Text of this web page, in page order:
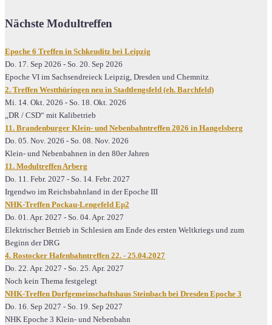
Nächste Modultreffen
Epoche 6 Treffen in Schkeuditz bei Leipzig
Do. 17. Sep 2026 - So. 20. Sep 2026
Epoche VI im Sachsendreieck Leipzig, Dresden und Chemnitz
2. Treffen Westthüringen neu in Stadtlengsfeld (eh. Barchfeld)
Mi. 14. Okt. 2026 - So. 18. Okt. 2026
„DR / CSD“ mit Kalibetrieb
11. Brandenburger Klein- und Nebenbahntreffen 2026 in Hangelsberg
Do. 05. Nov. 2026 - So. 08. Nov. 2026
Klein- und Nebenbahnen in den 80er Jahren
11. Modultreffen Arberg
Do. 11. Febr. 2027 - So. 14. Febr. 2027
Irgendwo im Reichsbahnland in der Epoche III
NHK-Treffen Pockau-Lengefeld Ep2
Do. 01. Apr. 2027 - So. 04. Apr. 2027
Elektrischer Betrieb in Schlesien am Ende des ersten Weltkriegs und zum
Beginn der DRG
4. Rostocker Hafenbahntreffen 22. - 25.04.2027
Do. 22. Apr. 2027 - So. 25. Apr. 2027
Noch kein Thema festgelegt
NHK-Treffen Dorfgemeinschaftshaus Steinbach bei Dresden Epoche 3
Do. 16. Sep 2027 - So. 19. Sep 2027
NHK Epoche 3 Klein- und Nebenbahn